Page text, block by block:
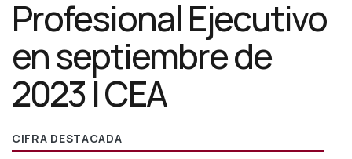
Profesional Ejecutivo
en septiembre de
2023 | CEA
CIFRA DESTACADA